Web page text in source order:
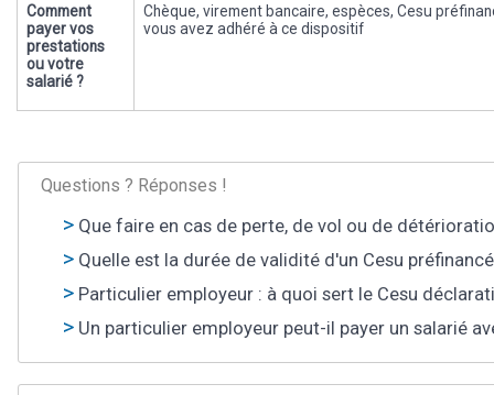
Comment
payer vos
prestations
ou votre
salarié ?
Chèque, virement bancaire, espèces, Cesu
vous avez adhéré à ce dispositif
Questions ? Réponses !
Que faire en cas de perte, de vol ou de
Quelle est la durée de validité d'un Cesu
Particulier employeur : à quoi sert le Cesu
Un particulier employeur peut-il payer un salarié